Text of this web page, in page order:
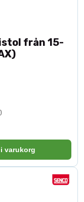
från 15-
varukorg